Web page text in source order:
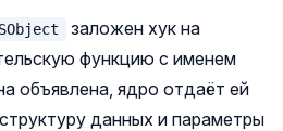
заложен хук на
функцию с именем
объявлена, ядро отдаёт ей
данных и параметры